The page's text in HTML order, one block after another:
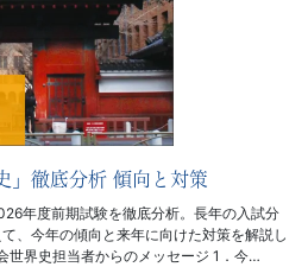
」徹底分析 傾向と対策
年度前期試験を徹底分析。長年の入試分
、今年の傾向と来年に向けた対策を解説し
世界史担当者からのメッセージ 1．今…